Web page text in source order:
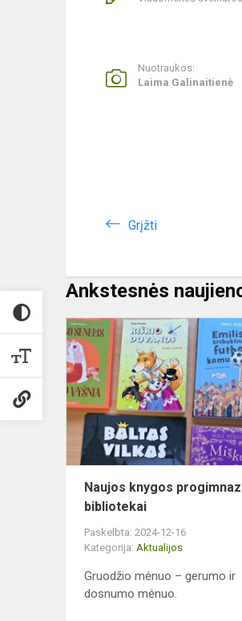
Nuotraukos:
Laima Galinaitienė
Grįžti
Ankstesnės
Naujos knygos
bibliotekai
Paskelbta: 2024-12-16
Kategorija: Aktualijos
Gruodžio mėnuo – gerumo ir
dosnumo mėnuo.